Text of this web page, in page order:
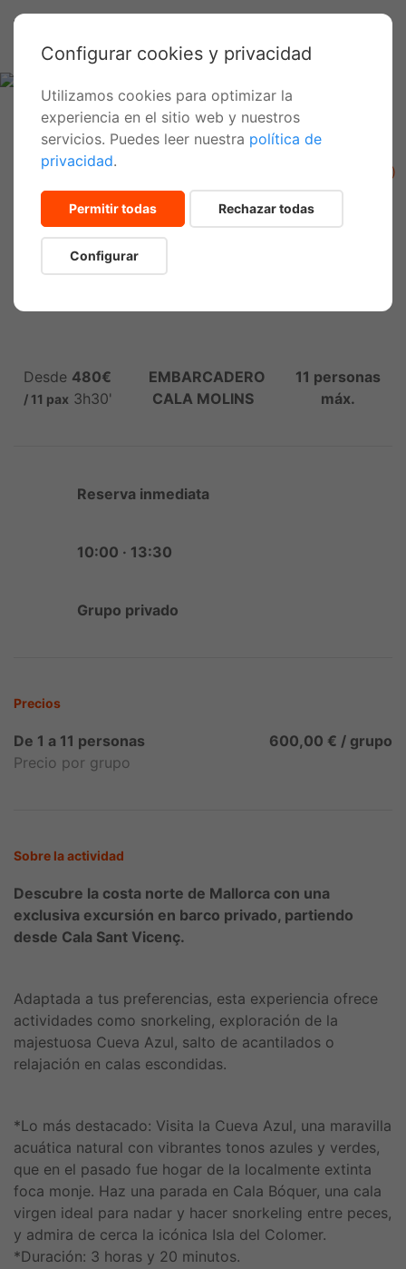
Cala Sant Vicenç y Cueva Azul en lancha de 6,5 m (150 CV)
Explora Cala Sant Vicenç y la
Cueva Azul en lancha 6,5 m –
150 hp
Desde 480€
/ 11 pax3h30'
EMBARCADERO
CALA MOLINS
11 personas
máx.
Reserva inmediata
10:00 · 13:30
Grupo privado
Precios
De 1 a 11 personas
Precio por grupo
600,00 € / grupo
Sobre la actividad
Descubre la costa norte de Mallorca con una
exclusiva excursión en barco privado, partiendo
desde Cala Sant Vicenç.
Adaptada a tus preferencias, esta experiencia ofrece
actividades como snorkeling, exploración de la
majestuosa Cueva Azul, salto de acantilados o
relajación en calas escondidas.
*Lo más destacado: Visita la Cueva Azul, una maravilla
acuática natural con vibrantes tonos azules y verdes,
que en el pasado fue hogar de la localmente extinta
foca monje. Haz una parada en Cala Bóquer, una cala
virgen ideal para nadar y hacer snorkeling entre peces,
y admira de cerca la icónica Isla del Colomer.
*Duración: 3 horas y 20 minutos.
Configurar cookies y privacidad
Utilizamos cookies para optimizar la
experiencia en el sitio web y nuestros
servicios. Puedes leer nuestra política de
privacidad.
Permitir todas Rechazar todas
Configurar